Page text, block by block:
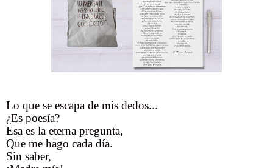
Lo que se escapa de mis dedos...
¿Es poesía?
Esa es la eterna pregunta,
Que me hago cada día.
Sin saber,